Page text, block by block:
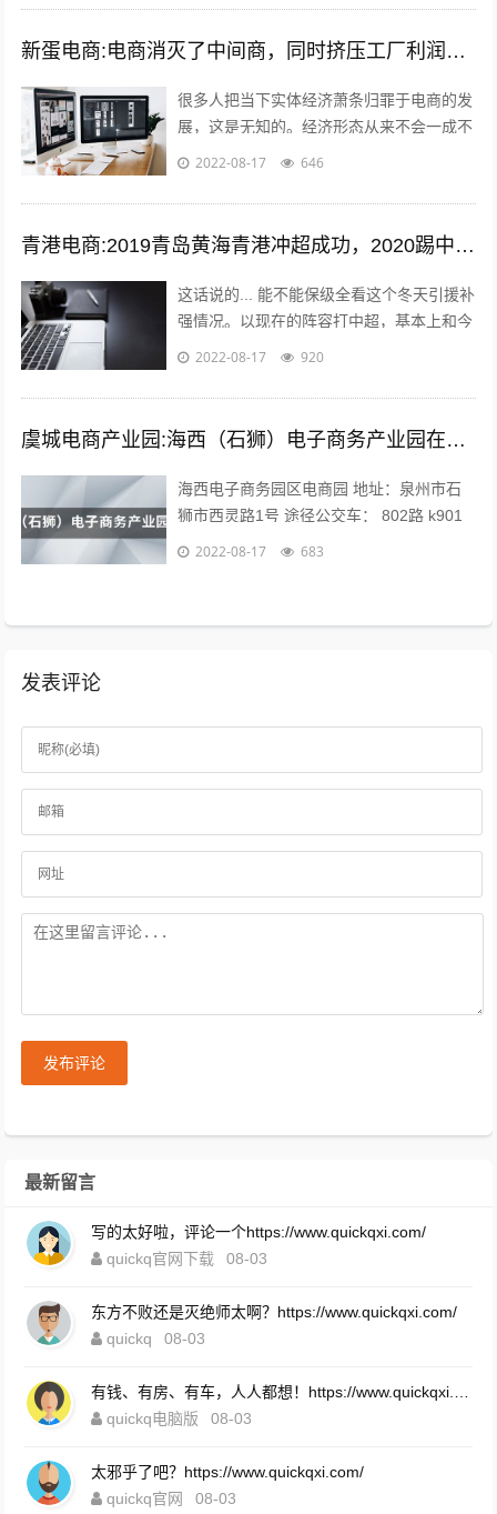
新蛋电商:电商消灭了中间商，同时挤压工厂利润，廉价的商品带来的是大量的失业和低收入人口，怎么办？
很多人把当下实体经济萧条归罪于电商的发
展，这是无知的。经济形态从来不会一成不
变，从男耕女织到蒸汽机，人类经历了上千
2022-08-17 646
青港电商:2019青岛黄海青港冲超成功，2020踢中超青岛会保级吗？
这话说的... 能不能保级全看这个冬天引援补
强情况。以现在的阵容打中超，基本上和今
年人和一个下场。 现在问题是，队内有经
2022-08-17 920
虞城电商产业园:海西（石狮）电子商务产业园在哪？
海西电子商务园区电商园 地址：泉州市石
狮市西灵路1号 途径公交车： 802路 k901
路 k902路到石狮服装城南区公交站下车向
2022-08-17 683
发表评论
发布评论
最新留言
写的太好啦，评论一个https://www.quickqxi.com/
quickq官网下载
08-03
东方不败还是灭绝师太啊？https://www.quickqxi.com/
quickq
08-03
quickq电脑版
08-03
太邪乎了吧？https://www.quickqxi.com/
quickq官网
08-03